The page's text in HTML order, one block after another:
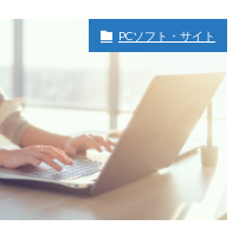
PCソフト・サイト